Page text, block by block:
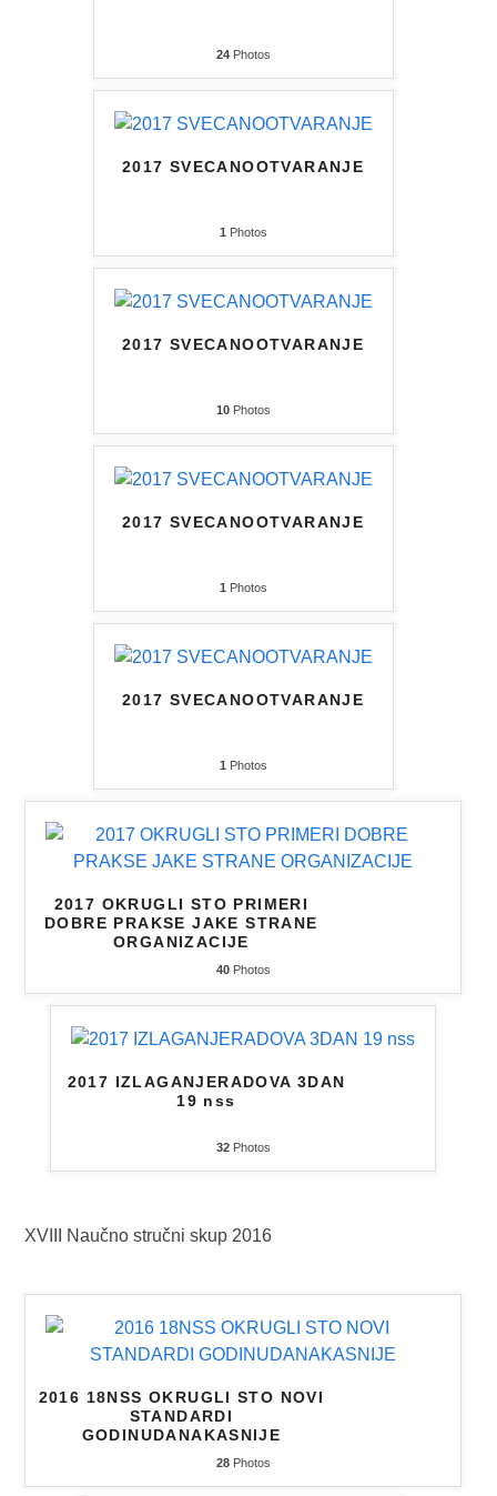
24Photos
2017 SVECANOOTVARANJE
1 Photos
2017 SVECANOOTVARANJE
10Photos
2017 SVECANOOTVARANJE
1 Photos
2017 SVECANOOTVARANJE
1 Photos
2017 OKRUGLI STO PRIMERI
DOBRE PRAKSE JAKE STRANE
ORGANIZACIJE
40Photos
2017 IZLAGANJERADOVA 3DAN
19 nss
32Photos
XVIII Naučno stručni skup 2016
2016 18NSS OKRUGLI STO NOVI
STANDARDI
GODINUDANAKASNIJE
28Photos